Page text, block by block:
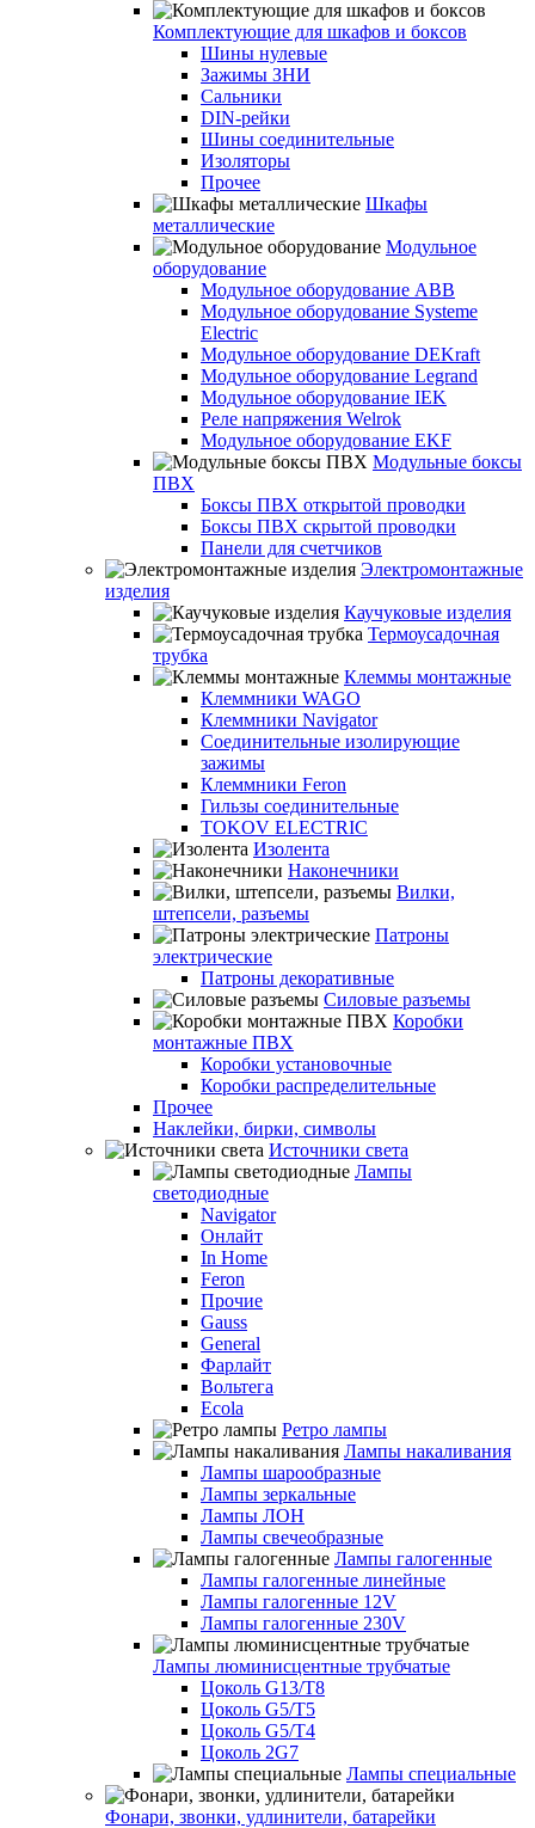
Комплектующие для шкафов и боксов
Шины нулевые
Зажимы ЗНИ
Сальники
DIN-рейки
Шины соединительные
Изоляторы
Прочее
Шкафы
металлические
Модульное
оборудование
Модульное оборудование ABB
Модульное оборудование Systeme
Electric
Модульное оборудование DEKraft
Модульное оборудование Legrand
Модульное оборудование IEK
Реле напряжения Welrok
Модульное оборудование EKF
Модульные боксы
ПВХ
Боксы ПВХ открытой проводки
Боксы ПВХ скрытой проводки
Панели для счетчиков
Электромонтажные
изделия
Каучуковые изделия
Термоусадочная
трубка
Клеммы монтажные
Клеммники WAGO
Клеммники Navigator
Соединительные изолирующие
зажимы
Клеммники Feron
Гильзы соединительные
TOKOV ELECTRIC
Изолента
Наконечники
Вилки,
штепсели, разъемы
Патроны
электрические
Патроны декоративные
Силовые разъемы
Коробки
монтажные ПВХ
Коробки установочные
Коробки распределительные
Прочее
Наклейки, бирки, символы
Источники света
Лампы
светодиодные
Navigator
Онлайт
In Home
Feron
Прочие
Gauss
General
Фарлайт
Вольтега
Ecola
Ретро лампы
Лампы накаливания
Лампы шарообразные
Лампы зеркальные
Лампы ЛОН
Лампы свечеобразные
Лампы галогенные
Лампы галогенные линейные
Лампы галогенные 12V
Лампы галогенные 230V
Лампы люминисцентные трубчатые
Цоколь G13/T8
Цоколь G5/Т5
Цоколь G5/T4
Цоколь 2G7
Лампы специальные
Фонари, звонки, удлинители, батарейки